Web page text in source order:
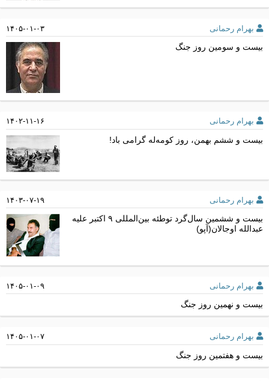
بهرام رحمانی ۱۴۰۵-۰۱-۰۳
بیست و سومین روز جنگ
بهرام رحمانی ۱۴۰۲-۱۱-۱۶
بیست و ششم بهمن، روز کومه‌له گرامی باد!
بهرام رحمانی ۱۴۰۳-۰۷-۱۹
بیست و ششمین سال‌گرد توطئه بین‌المللی ٩ اکتبر علیه
عبدالله اوجالان‌(آپو)
بهرام رحمانی ۱۴۰۵-۰۱-۰۹
بیست و نهمین روز جنگ
بهرام رحمانی ۱۴۰۵-۰۱-۰۷
بیست و هفتمین روز جنگ